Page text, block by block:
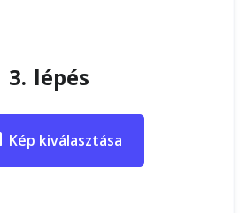
3. lépés
Kép kiválasztása